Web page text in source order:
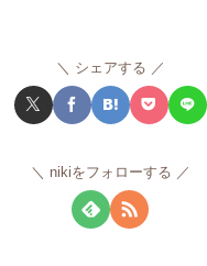
シェアする
nikiをフォローする